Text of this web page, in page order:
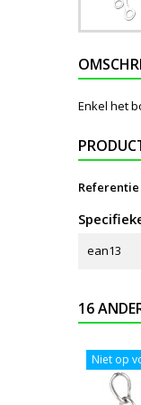
Enkel het
Referentie
ean13
16
Niet op